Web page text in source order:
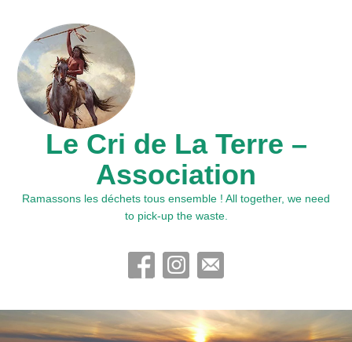
Le Cri de La Terre –
Association
Ramassons les déchets tous ensemble ! All together, we need
to pick-up the waste.